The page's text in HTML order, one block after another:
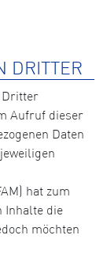
DRITTER
Dritter
Aufruf dieser
Daten
hat zum
Inhalte die
möchten